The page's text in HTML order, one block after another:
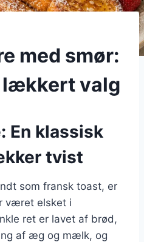
med smør:
lækkert valg
En klassisk
tvist
som fransk toast, er
været elsket i
ret er lavet af brød,
af æg og mælk, og